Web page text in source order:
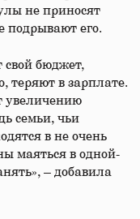
не приносят
подрывают его.
свой бюджет,
теряют в зарплате.
увеличению
семьи, чьи
в не очень
маяться в одной-
– добавила